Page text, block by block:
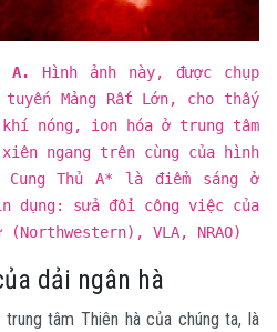
A.
Hình ảnh này, được chụp
Mảng Rất Lớn, cho thấy
nóng, ion hóa ở trung tâm
xiên ngang trên cùng của hình
Thủ A* là điểm sáng ở
dụng: sửa đổi công việc của
(Northwestern), VLA, NRAO)
dải ngân hà
tâm Thiên hà của chúng ta, là